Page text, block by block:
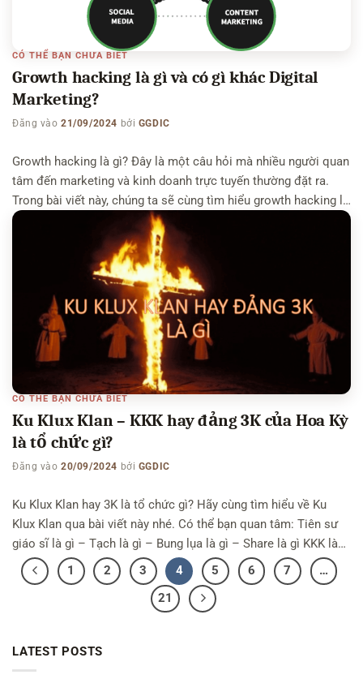
CÓ THỂ BẠN CHƯA BIẾT
Growth hacking là gì và có gì khác Digital
Marketing?
Đăng vào21/09/2024 bởi GGDIC
Growth hacking là gì? Đây là một câu hỏi mà nhiều người quan
tâm đến marketing và kinh doanh trực tuyến thường đặt ra.
Trong bài viết này, chúng ta sẽ cùng tìm hiểu growth hacking là
gì, những đặc điểm và lợi ích của nó, cũng như một số ví dụ
CÓ THỂ BẠN CHƯA BIẾT
Ku Klux Klan – KKK hay đảng 3K của Hoa Kỳ
là tổ chức gì?
Đăng vào20/09/2024 bởi GGDIC
Ku Klux Klan hay 3K là tổ chức gì? Hãy cùng tìm hiểu về Ku
Klux Klan qua bài viết này nhé. Có thể bạn quan tâm: Tiên sư
giáo sĩ là gì – Tạch là gì – Bung lụa là gì – Share là gì KKK là
gì? KKK – Ku Klux Klan hay còn gọi là đảng 3K là […]
1 2 3 4 5 6 7
…
21
LATEST POSTS